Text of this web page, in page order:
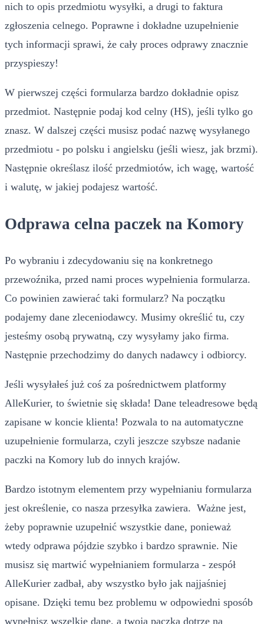
nich to opis przedmiotu wysyłki, a drugi to faktura
zgłoszenia celnego. Poprawne i dokładne uzupełnienie
tych informacji sprawi, że cały proces odprawy znacznie
przyspieszy!
W pierwszej części formularza bardzo dokładnie opisz
przedmiot. Następnie podaj kod celny (HS), jeśli tylko go
znasz. W dalszej części musisz podać nazwę wysyłanego
przedmiotu - po polsku i angielsku (jeśli wiesz, jak brzmi).
Następnie określasz ilość przedmiotów, ich wagę, wartość
i walutę, w jakiej podajesz wartość.
Odprawa celna paczek na Komory
Po wybraniu i zdecydowaniu się na konkretnego
przewoźnika, przed nami proces wypełnienia formularza.
Co powinien zawierać taki formularz? Na początku
podajemy dane zleceniodawcy. Musimy określić tu, czy
jesteśmy osobą prywatną, czy wysyłamy jako firma.
Następnie przechodzimy do danych nadawcy i odbiorcy.
Jeśli wysyłałeś już coś za pośrednictwem platformy
AlleKurier, to świetnie się składa! Dane teleadresowe będą
zapisane w koncie klienta! Pozwala to na automatyczne
uzupełnienie formularza, czyli jeszcze szybsze nadanie
paczki na Komory lub do innych krajów.
Bardzo istotnym elementem przy wypełnianiu formularza
jest określenie, co nasza przesyłka zawiera. Ważne jest,
żeby poprawnie uzupełnić wszystkie dane, ponieważ
wtedy odprawa pójdzie szybko i bardzo sprawnie. Nie
musisz się martwić wypełnianiem formularza - zespół
AlleKurier zadbał, aby wszystko było jak najjaśniej
opisane. Dzięki temu bez problemu w odpowiedni sposób
wypełnisz wszelkie dane, a twoja paczka dotrze na